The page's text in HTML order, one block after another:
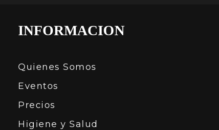
INFORMACION
Quienes Somos
Eventos
Precios
Higiene y Salud